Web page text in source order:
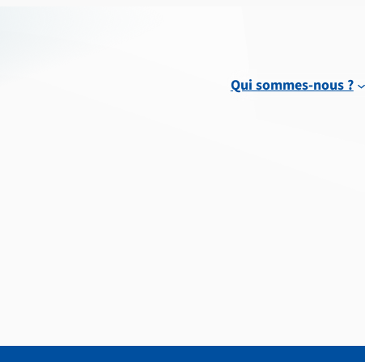
Qui sommes-nous ?